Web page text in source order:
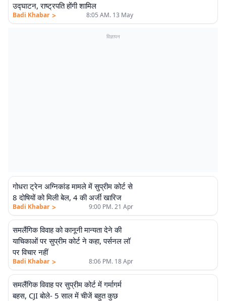
उद्घाटन, राष्ट्रपति होंगी शामिल
Badi Khabar > 8:05 AM. 13 May
विज्ञापन
गोधरा ट्रेन अग्निकांड मामले में सुप्रीम कोर्ट से
8 दोषियों को मिली बेल, 4 की अर्जी खारिज
Badi Khabar > 9:00 PM. 21 Apr
समलैंगिक विवाह को कानूनी मान्यता देने की
याचिकाओं पर सुप्रीम कोर्ट ने कहा, पर्सनल लॉ
पर विचार नहीं
Badi Khabar > 8:06 PM. 18 Apr
समलैंगिक विवाह पर सुप्रीम कोर्ट में गर्मागर्म
बहस, CJI बोले- 5 साल में चीजें बहुत कुछ